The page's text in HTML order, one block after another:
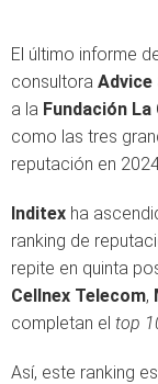
El último informe
consultora
a la Fundación
como las tres
reputación en
Inditex ha
ranking de
repite en quinta
Cellnex Telecom,
completan el top
Así, este ranking